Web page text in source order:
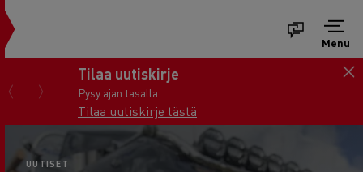
Menu
Tilaa uutiskirje
Pysy ajan tasalla
Tilaa uutiskirje tästä
UUTISET